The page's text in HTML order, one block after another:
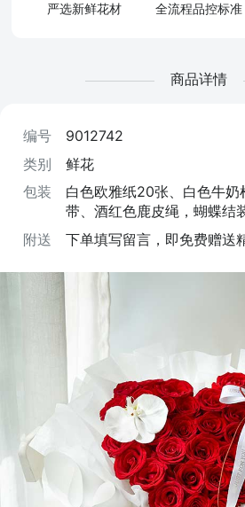
严选新鲜花材 全流程品控标准
商品详情
编号
9012742
类别
鲜花
包装
白色欧雅纸20张、白色牛奶
带、酒红色鹿皮绳，蝴蝶结
附送
下单填写留言，即免费赠送